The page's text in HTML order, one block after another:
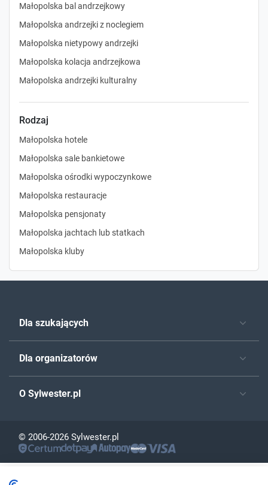
Małopolska bal andrzejkowy
Małopolska andrzejki z noclegiem
Małopolska nietypowy andrzejki
Małopolska kolacja andrzejkowa
Małopolska andrzejki kulturalny
Rodzaj
Małopolska hotele
Małopolska sale bankietowe
Małopolska ośrodki wypoczynkowe
Małopolska restauracje
Małopolska pensjonaty
Małopolska jachtach lub statkach
Małopolska kluby
Dla szukających
Dla organizatorów
O Sylwester.pl
© 2006-2026 Sylwester.pl